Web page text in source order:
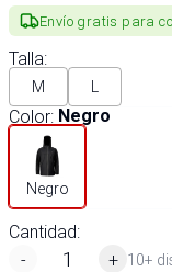
Envío gratis para
Talla:
M L
Color: Negro
Negro
Cantidad:
-
+ 10+